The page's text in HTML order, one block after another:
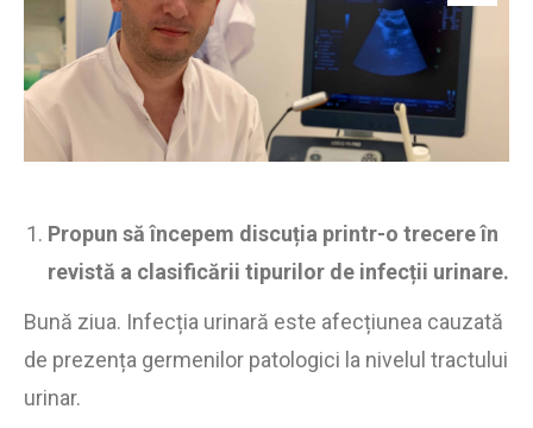
Propun să începem discuția printr-o trecere în
revistă a clasificării tipurilor de infecții urinare.
Bună ziua. Infecția urinară este afecțiunea cauzată
de prezența germenilor patologici la nivelul tractului
urinar.